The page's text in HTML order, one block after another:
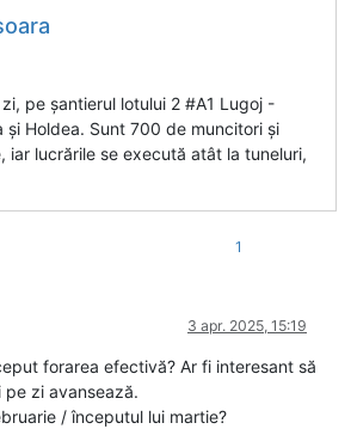
pe șantierul lotului 2 #A1 Lugoj -
și Holdea. Sunt 700 de muncitori și
iar lucrările se execută atât la tuneluri,
1
3 apr. 2025, 15:19
forarea efectivă? Ar fi interesant să
zi avansează.
/ începutul lui martie?